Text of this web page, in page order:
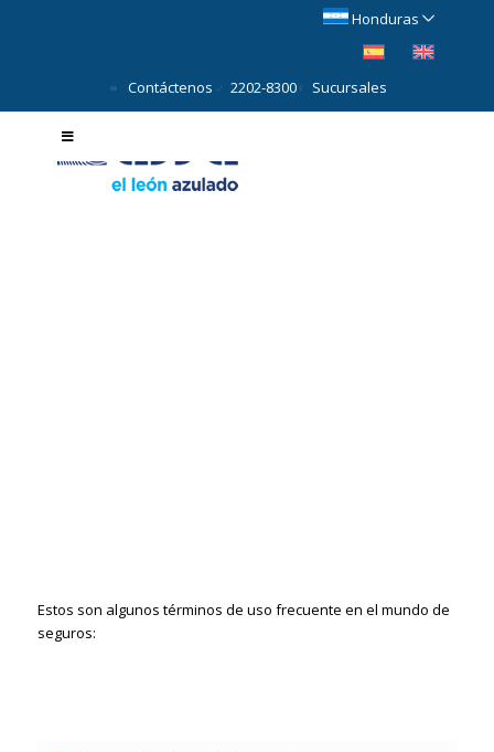
Honduras
Sucursales
2202-8300
Contáctenos
Estos son algunos términos de uso frecuente en el mundo de
seguros: